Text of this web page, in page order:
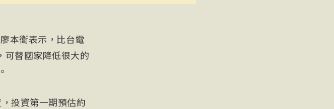
本衛表示，比台電
可替國家降低很大的
投資第一期預估約